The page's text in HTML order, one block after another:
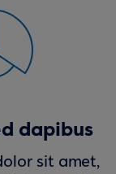
dapibus
sit amet,